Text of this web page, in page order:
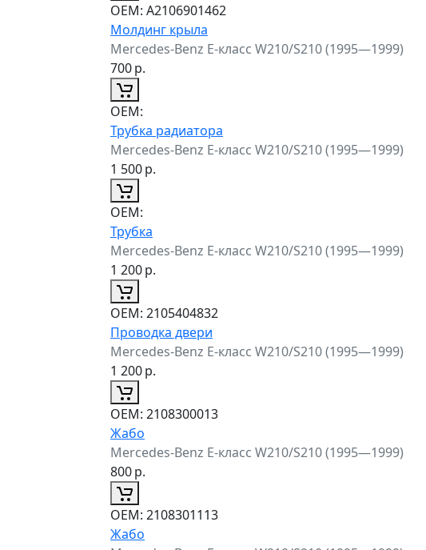
ОЕМ: A2106901462
Молдинг крыла
Mercedes-Benz E-класс W210/S210 (1995—1999)
700р.
ОЕМ:
Трубка радиатора
Mercedes-Benz E-класс W210/S210 (1995—1999)
1 500р.
ОЕМ:
Трубка
Mercedes-Benz E-класс W210/S210 (1995—1999)
1 200р.
ОЕМ: 2105404832
Проводка двери
Mercedes-Benz E-класс W210/S210 (1995—1999)
1 200р.
ОЕМ: 2108300013
Жабо
Mercedes-Benz E-класс W210/S210 (1995—1999)
800р.
ОЕМ: 2108301113
Жабо